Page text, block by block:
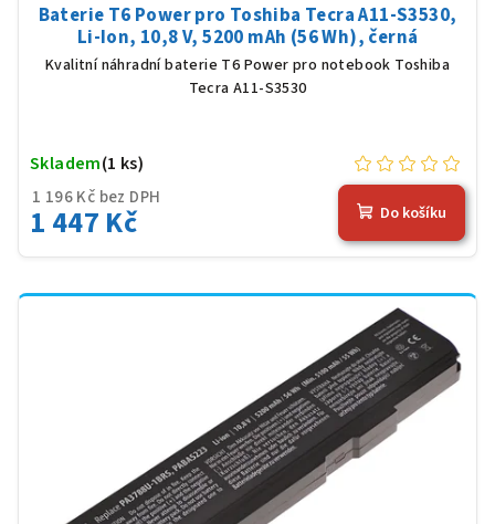
Baterie T6 Power pro Toshiba Tecra A11-S3530,
Li-Ion, 10,8 V, 5200 mAh (56 Wh), černá
Kvalitní náhradní baterie T6 Power pro notebook Toshiba
Tecra A11-S3530
1 196 Kč bez DPH
1 447 Kč
Skladem(1 ks)
Do košíku